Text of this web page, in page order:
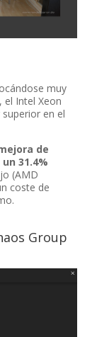
muy
el Intel Xeon
en el
de
31.4%
(AMD
coste de
Group